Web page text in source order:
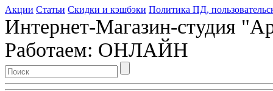
Акции Статьи Скидки и кэшбэки Политика ПД,
Интернет-Магазин-студия
Работаем: ОНЛАЙН